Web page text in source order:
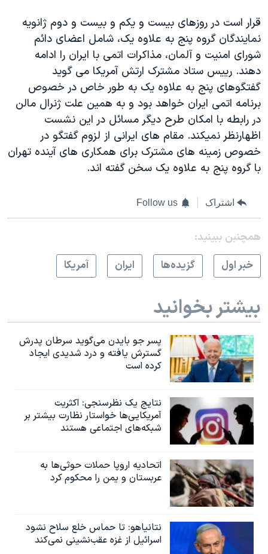
قرار است در روزهای بيست و يکم و بيست و دوم ژانويه
نمايندگان گروه پنج به علاوه يک، شامل اعضای دائم
شورای امنيت و آلمان، مذاکرات اتمی با ايران را ادامه
دهند. رييس ستاد مشترک ارتش آمريکا می گويد
گفتگوهای پنج به علاوه يک به طور خاص در خصوص
برنامه اتمی ايران خواهد بود و به همين علت ژنرال مالن
در رابطه با امکان طرح ديگر مسائل در اين نشست
اظهارنظر نميکند. مقام های ايرانی از لزوم گفتگو در
خصوص زمينه های مشترک برای همکاری های آينده تهران
با گروه پنج به علاوه يک سخن گفته اند.
اشتراک Follow us
همچنبن ببینید:
خبر اول
گزيده‌ها ايران آمريکا
بیشتر بخوانید
پسر جو بایدن می‌گوید سرطان پدرش
گسترش یافته و درد شدیدی ایجاد
کرده است
نتایج یک نظرسنجی: اکثریت
آمریکایی‌ها خواستار نظارت بیشتر بر
شبکه‌های اجتماعی هستند
اتحادیه اروپا حملات حوثی‌ها به
عربستان و یمن را محکوم کرد
نتانیاهو: تا حماس خلع سلاح نشود
اسرائیل از غزه عقب‌نشینی نمی‌کند